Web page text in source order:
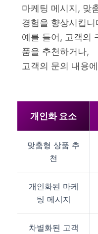
마케팅 메시지, 맞
경험을 향상시킵니
예를 들어, 고객의
품을 추천하거나,
고객의 문의 내용
개인화 요소
맞춤형 상품 추
천
개인화된 마케
팅 메시지
차별화된 고객